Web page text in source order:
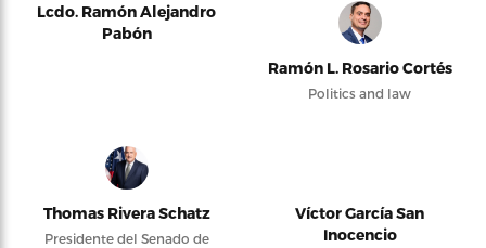
Lcdo. Ramón Alejandro
Pabón
Ramón L. Rosario Cortés
Politics and law
Thomas Rivera Schatz
Presidente del Senado de
Víctor García San
Inocencio